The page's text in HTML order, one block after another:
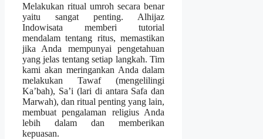
Melakukan ritual umroh secara benar
yaitu sangat penting. Alhijaz
Indowisata memberi tutorial
mendalam tentang ritus, memastikan
jika Anda mempunyai pengetahuan
yang jelas tentang setiap langkah. Tim
kami akan meringankan Anda dalam
melakukan Tawaf (mengelilingi
Ka’bah), Sa’i (lari di antara Safa dan
Marwah), dan ritual penting yang lain,
membuat pengalaman religius Anda
lebih dalam dan memberikan
kepuasan.